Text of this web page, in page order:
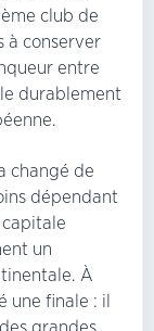
club de
à conserver
entre
durablement
changé de
dépendant
capitale
un
À
une finale : il
grandes